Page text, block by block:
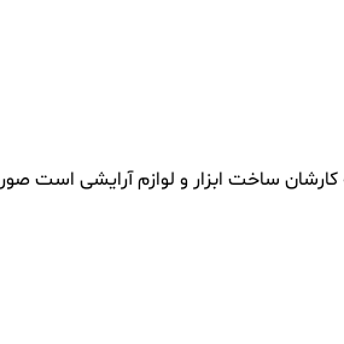
ساخت ابزار و لوازم آرایشی است